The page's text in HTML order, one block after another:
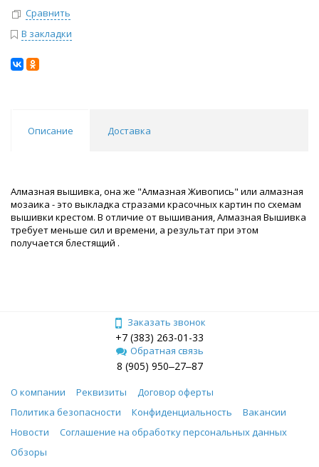
Сравнить
В закладки
Описание Доставка
Алмазная вышивка, она же "Алмазная Живопись" или алмазная
мозаика - это выкладка стразами красочных картин по схемам
вышивки крестом. В отличие от вышивания, Алмазная Вышивка
требует меньше сил и времени, а результат при этом
получается блестящий .
Заказать звонок
+7 (383) 263-01-33
Обратная связь
8 (905) 950‒27‒87
О компании Реквизиты
Договор оферты
Политика безопасности
Конфиденциальность
Вакансии
Новости
Соглашение на обработку персональных данных
Обзоры